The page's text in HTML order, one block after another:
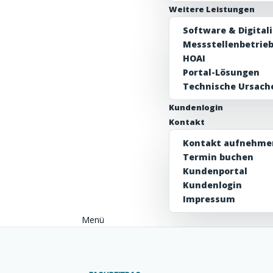
Weitere Leistungen
Software &
Messstellenbetrieb
HOAI
Portal-Lösungen
Technische
Kundenlogin
Kontakt
Kontakt
Termin buchen
Kundenportal
Kundenlogin
Impressum
Menü